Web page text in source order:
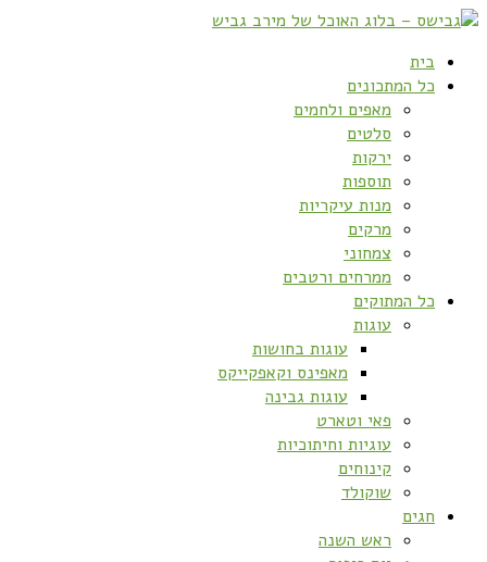
בית
כל המתכונים
מאפים ולחמים
סלטים
ירקות
תוספות
מנות עיקריות
מרקים
צמחוני
ממרחים ורטבים
כל המתוקים
עוגות
עוגות בחושות
מאפינס וקאפקייקס
עוגות גבינה
פאי וטארט
עוגיות וחיתוכיות
קינוחים
שוקולד
חגים
ראש השנה